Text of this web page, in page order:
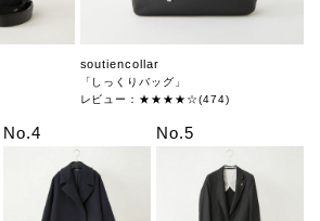
soutiencollar
「しっくりバッグ」
レビュー：★★★★☆(474)
No.4 No.5